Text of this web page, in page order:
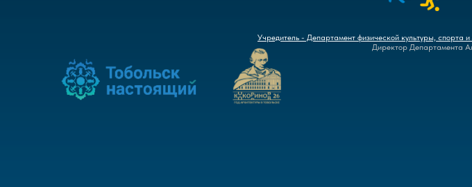
Учредитель - Департамент физической культуры, спорта
Директор Департамента